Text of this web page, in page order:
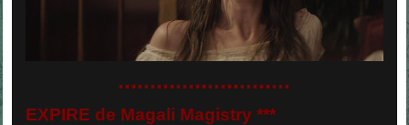
...........................
EXPIRE de Magali Magistry ***